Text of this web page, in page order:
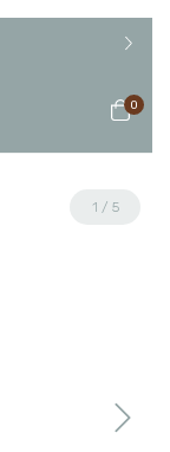
0
1 / 5